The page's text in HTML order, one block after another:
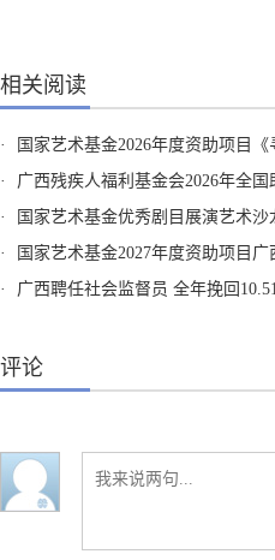
相关阅读
·
国家艺术基金2026年度资助项目
·
广西残疾人福利基金会2026年全
·
国家艺术基金优秀剧目展演艺术沙
·
国家艺术基金2027年度资助项目
·
广西聘任社会监督员 全年挽回
评论